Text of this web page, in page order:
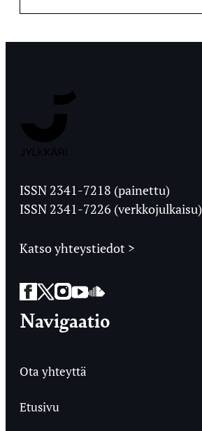
Ylioppilaslehti
ISSN 2341-7218 (painettu)
ISSN 2341-7226 (verkkojulkaisu)
Katso yhteystiedot >
Facebook
Twitter
Instagram
YouTube
SoundCloud
Navigaatio
Ota yhteyttä
Etusivu